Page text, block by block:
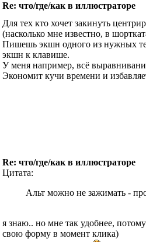
Re: что/где/как в иллюстраторе
Для тех кто хочет закинуть
(насколько мне известно, в
Пишешь экшн одного из нужных
экшн к клавише.
У меня например, всё
Экономит кучи времени и
Re: что/где/как в иллюстраторе
Цитата:
Альт можно не зажимать -
я знаю.. но мне так удобнее,
свою форму в момент клика)